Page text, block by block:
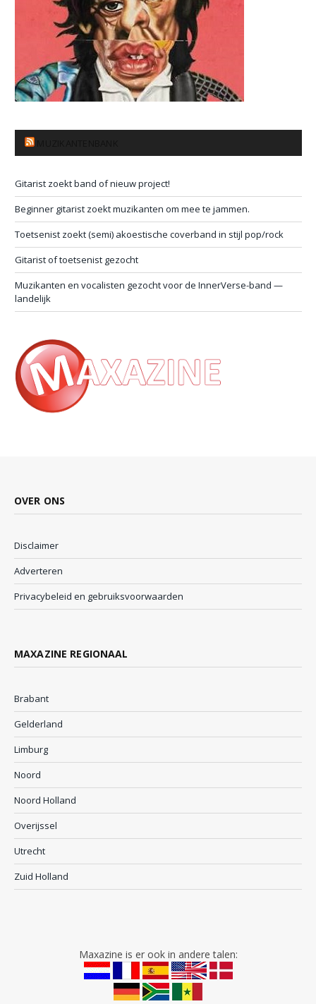
Gitarist zoekt band of nieuw project!
Beginner gitarist zoekt muzikanten om mee te jammen.
Toetsenist zoekt (semi) akoestische coverband in stijl pop/rock
Gitarist of toetsenist gezocht
Muzikanten en vocalisten gezocht voor de InnerVerse-band —
landelijk
OVER ONS
Disclaimer
Adverteren
Privacybeleid en gebruiksvoorwaarden
MAXAZINE REGIONAAL
Brabant
Gelderland
Limburg
Noord
Noord Holland
Overijssel
Utrecht
Zuid Holland
Maxazine is er ook in andere talen: